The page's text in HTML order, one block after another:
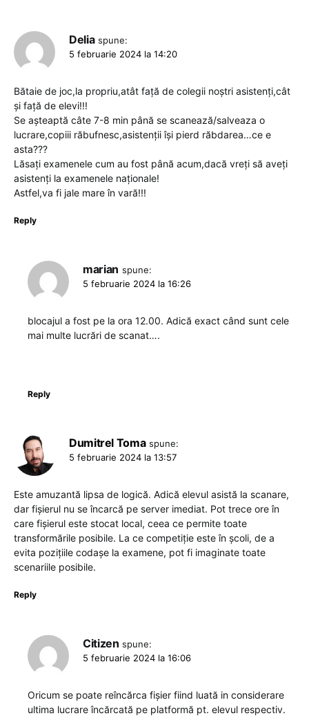
Delia spune:
5 februarie 2024 la 14:20
Bătaie de joc,la propriu,atât față de colegii noștri asistenți,cât
și față de elevi!!!
Se așteaptă câte 7-8 min până se scanează/salveaza o
lucrare,copiii răbufnesc,asistenții își pierd răbdarea…ce e
asta???
Lăsați examenele cum au fost până acum,dacă vreți să aveți
asistenți la examenele naționale!
Astfel,va fi jale mare în vară!!!
Reply
marian spune:
5 februarie 2024 la 16:26
blocajul a fost pe la ora 12.00. Adică exact când sunt cele
mai multe lucrări de scanat….
Reply
Dumitrel Toma spune:
5 februarie 2024 la 13:57
Este amuzantă lipsa de logică. Adică elevul asistă la scanare,
dar fișierul nu se încarcă pe server imediat. Pot trece ore în
care fișierul este stocat local, ceea ce permite toate
transformările posibile. La ce competiție este în școli, de a
evita pozițiile codașe la examene, pot fi imaginate toate
scenariile posibile.
Reply
Citizen spune:
5 februarie 2024 la 16:06
Oricum se poate reîncărca fișier fiind luată in considerare
ultima lucrare încărcată pe platformă pt. elevul respectiv.